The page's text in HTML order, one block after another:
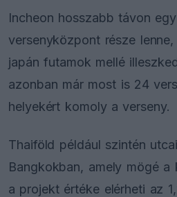
Incheon hosszabb távon
versenyközpont része
japán futamok mellé
azonban már most is 24
helyekért komoly a verseny.
Thaiföld például szintén
Bangkokban, amely mögé a
a projekt értéke elérheti az